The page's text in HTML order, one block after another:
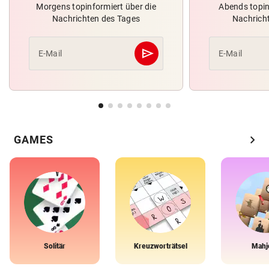
Morgens topinformiert über die
Nachrichten des Tages
E-Mail send
Abschicken
Abends
E-Mail
GAMES chevron_right
Solitär Kreuzworträtsel